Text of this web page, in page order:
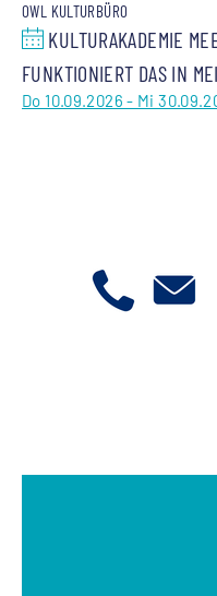
OWL KULTURBÜRO
KULTURAKADEMIE
FUNKTIONIERT DAS IN
Do 10.09.2026 - Mi